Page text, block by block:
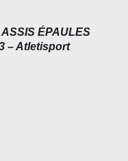
ÉPAULES
– Atletisport